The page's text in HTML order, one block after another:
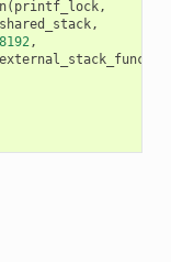
( printf_lock,
shared_stack,
8192,